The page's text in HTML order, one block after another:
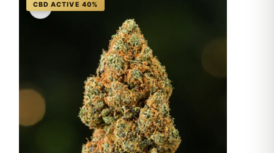
♡